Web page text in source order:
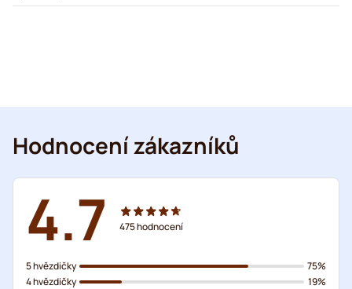
Hodnocení zákazníků
4.7 475hodnocení
5 hvězdičky
4 hvězdičky
75%
19%